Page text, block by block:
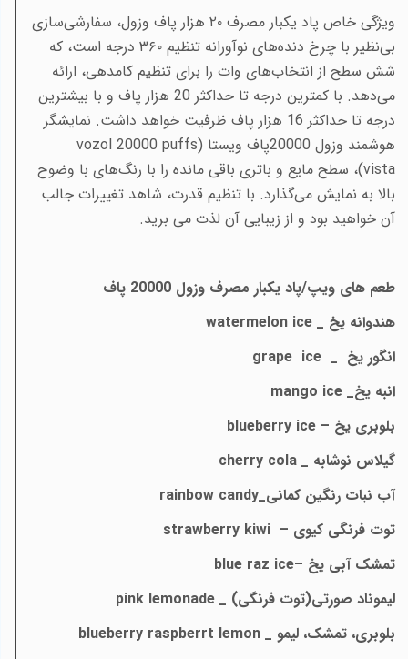
ویژگی خاص پاد یکبار مصرف ۲۰هزار پاف وزول، سفارشی‌سازی
بی‌نظیر با چرخ دنده‌های نوآورانه تنظیم ۳۶۰درجه است، که
شش سطح از انتخاب‌های وات را برای تنظیم کامدهی، ارائه
می‌دهد. با کمترین درجه تا حداکثر 20هزار پاف و با بیشترین
درجه تا حداکثر 16 هزار پاف ظرفیت خواهد داشت. نمایشگر
هوشمند وزول 20 000پاف ویستا (
vozol 20000 puffs
vista
)، سطح مایع و باتری باقی مانده را با رنگ‌های با وضوح
بالا به نمایش می‌گذارد. با تنظیم قدرت، شاهد تغییرات جالب
آن خواهید بود و از زیبایی آن لذت می برید.
طعم های ویپ/پاد یکبار مصرف وزول 20000 پاف
هندوانه یخ _ watermelon ice
انگور یخ _ grape ice
انبه یخ_ mango ice
بلوبری یخ – blueberry ice
گیلاس نوشابه _ cherry cola
آب نبات رنگین کمانی_rainbow candy
توت فرنگی کیوی – strawberry kiwi
تمشک آبی یخ –blue raz ice
لیموناد صورتی(توت فرنگی) _pink lemonade
بلوبری، تمشک، لیمو _ blueberry raspberrt lemon